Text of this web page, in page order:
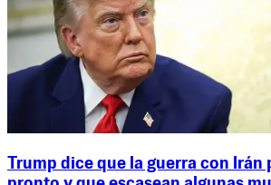
Trump dice que la guerra con